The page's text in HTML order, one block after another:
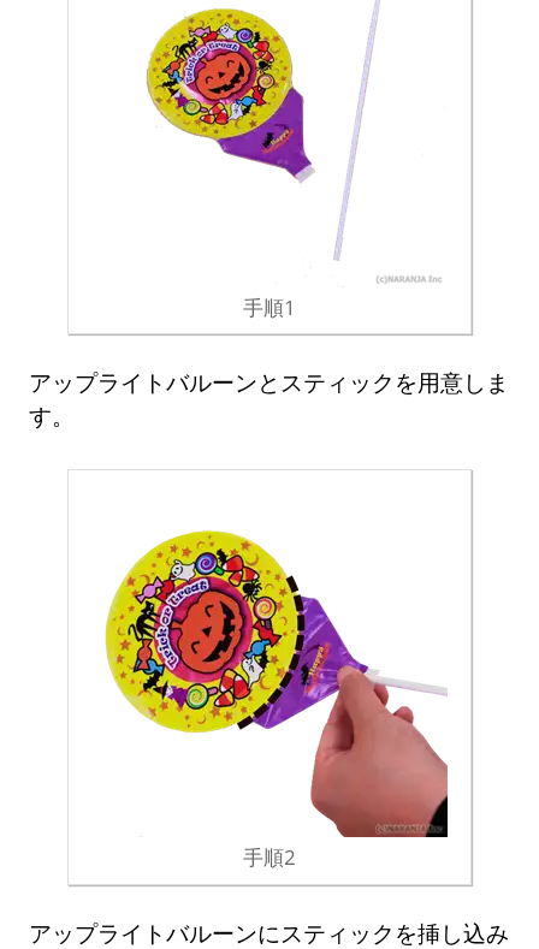
手順1
アップライトバルーンとスティックを用意しま
す。
手順2
アップライトバルーンにスティックを挿し込み